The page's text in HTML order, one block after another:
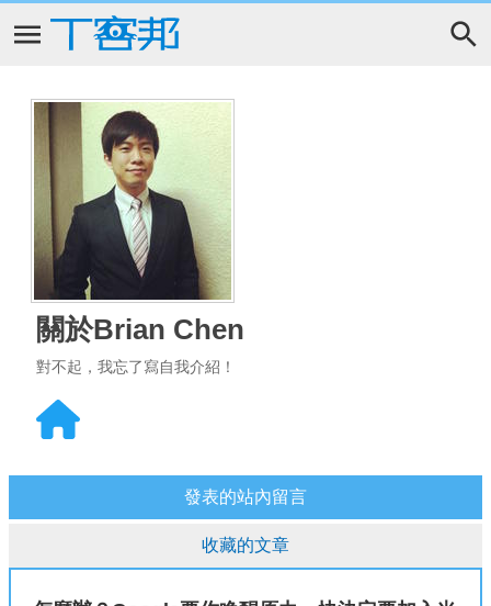
關於Brian Chen
對不起，我忘了寫自我介紹！
發表的站內留言
收藏的文章